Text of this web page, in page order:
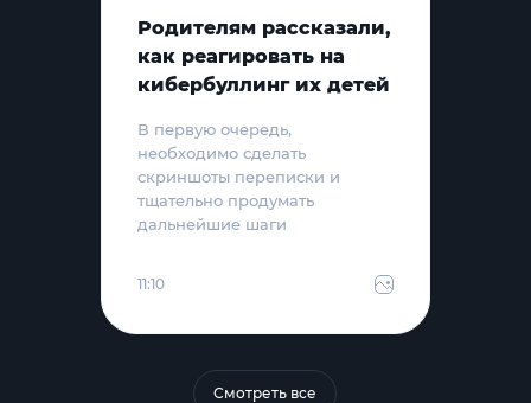
Родителям рассказали,
как реагировать на
кибербуллинг их детей
В первую очередь,
необходимо сделать
скриншоты переписки и
тщательно продумать
дальнейшие шаги
11:10
Смотреть все